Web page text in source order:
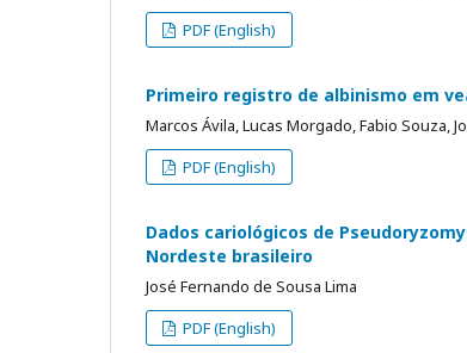
PDF (English)
Primeiro registro de albinismo em
Marcos Ávila, Lucas Morgado, Fabio Souza,
PDF (English)
Dados cariológicos de
Nordeste brasileiro
José Fernando de Sousa Lima
PDF (English)